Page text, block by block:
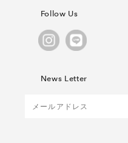
Follow Us
News Letter